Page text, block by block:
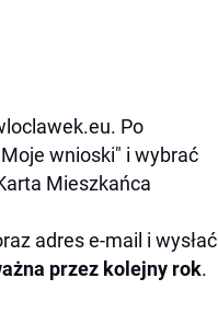
Po
wnioski" i wybrać
Mieszkańca
adres e-mail i wysłać
przez kolejny rok.